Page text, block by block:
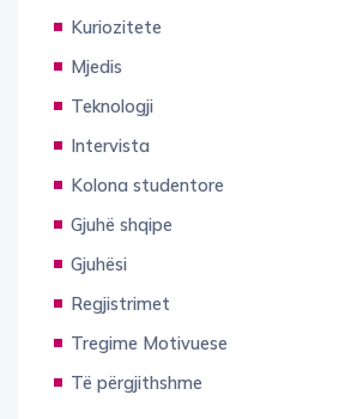
Kuriozitete
Mjedis
Teknologji
Intervista
Kolona studentore
Gjuhë shqipe
Gjuhësi
Regjistrimet
Tregime Motivuese
Të përgjithshme